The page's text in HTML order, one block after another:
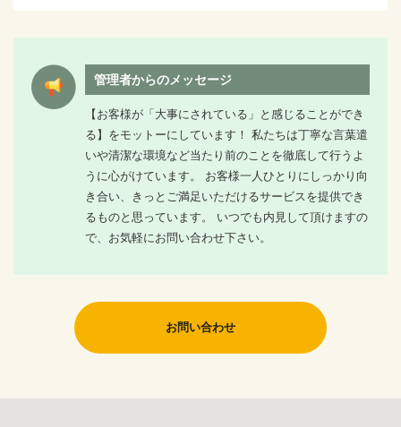
管理者からのメッセージ
【お客様が「大事にされている」と感じることができ
る】をモットーにしています！ 私たちは丁寧な言葉遣
いや清潔な環境など当たり前のことを徹底して行うよ
うに心がけています。 お客様一人ひとりにしっかり向
き合い、きっとご満足いただけるサービスを提供でき
るものと思っています。 いつでも内見して頂けますの
で、お気軽にお問い合わせ下さい。
お問い合わせ